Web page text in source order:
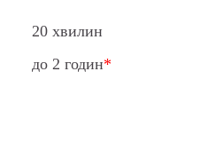
20 хвилин
до 2 годин*